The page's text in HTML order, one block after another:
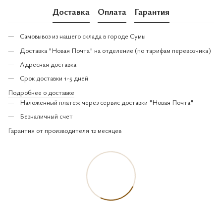
Доставка Оплата Гарантия
Самовывоз из нашего склада в городе Сумы
Доставка "Новая Почта" на отделение (по тарифам перевозчика)
Адресная доставка
Срок доставки 1-5 дней
Подробнее о доставке
Наложенный платеж через сервис доставки "Новая Почта"
Безналичный счет
Гарантия от производителя 12 месяцев